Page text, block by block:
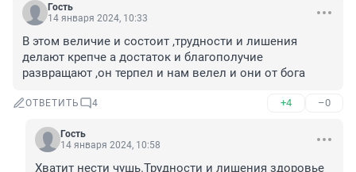
Гость
14 января 2024, 10:33
В этом величие и состоит ,трудности и лишения
делают крепче а достаток и благополучие
развращают ,он терпел и нам велел и они от бога
ОТВЕТИТЬ 4 +4 –0
Гость
14 января 2024, 10:58
Хватит нести чушь.Трудности и лишения здоровье